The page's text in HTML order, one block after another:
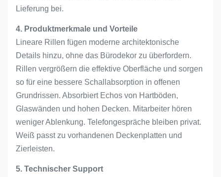
Lieferung bei.
4. Produktmerkmale und Vorteile
Lineare Rillen fügen moderne architektonische
Details hinzu, ohne das Bürodekor zu überfordern.
Rillen vergrößern die effektive Oberfläche und sorgen
so für eine bessere Schallabsorption in offenen
Grundrissen. Absorbiert Echos von Hartböden,
Glaswänden und hohen Decken. Mitarbeiter hören
weniger Ablenkung. Telefongespräche bleiben privat.
Weiß passt zu vorhandenen Deckenplatten und
Zierleisten.
5. Technischer Support